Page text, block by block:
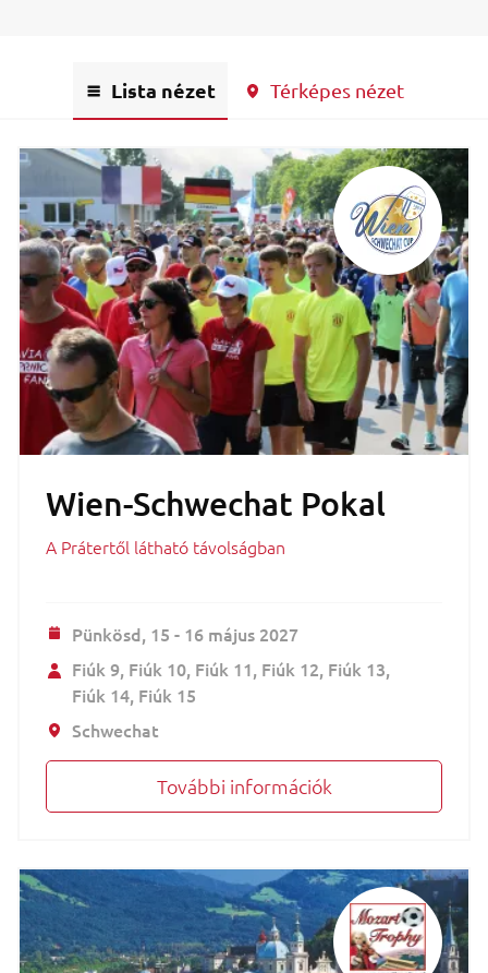
Lista nézet Térképes nézet
Wien-Schwechat Pokal
A Prátertől látható távolságban
Pünkösd, 15 - 16 május 2027
Fiúk 9 Fiúk 10 Fiúk 11 Fiúk 12 Fiúk 13
Fiúk 14 Fiúk 15
Schwechat
További információk